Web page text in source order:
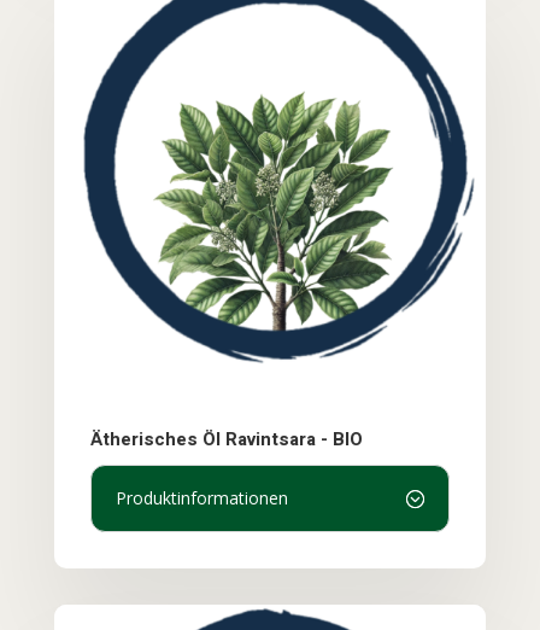
Ätherisches Öl Ravintsara - BIO
Produktinformationen